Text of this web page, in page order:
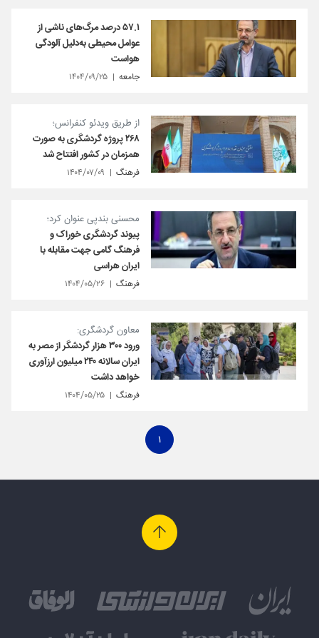
۵۷.۱ درصد مرگ‌های ناشی از
عوامل محیطی به‌دلیل آلودگی
هواست
جامعه ۱۴۰۴/۰۹/۲۵
از طریق ویدئو کنفرانس؛
۲۶۸ پروژه گردشگری به صورت
همزمان در کشور افتتاح شد
فرهنگ ۱۴۰۴/۰۷/۰۹
محسنی بندپی عنوان کرد؛
پیوند گردشگری خوراک و
فرهنگ گامی جهت مقابله با
ایران هراسی
فرهنگ ۱۴۰۴/۰۵/۲۶
معاون گردشگری:
ورود ۳۰۰ هزار گردشگر از مصر به
ایران سالانه ۲۴۰ میلیون ارزآوری
خواهد داشت
فرهنگ ۱۴۰۴/۰۵/۲۵
۱